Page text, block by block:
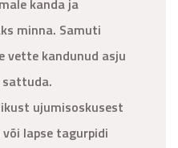
kanda ja
minna. Samuti
vette kandunud asju
ujumisoskusest
lapse tagurpidi